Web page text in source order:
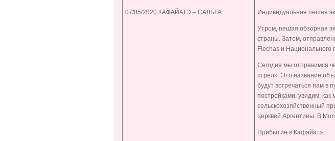
07/05/2020 КАФАЙАТЭ – САЛЬТА Индивидуальная пешая
Утром, пешая обзорная
страны. Затем,
Flechas и Национального
Сегодня мы отправимся
стрел». Это название
будут встречаться нам в
постройками, увидим,
сельскохозяйственный
церквей Аргентины. В
Прибытие в Кафайатэ.